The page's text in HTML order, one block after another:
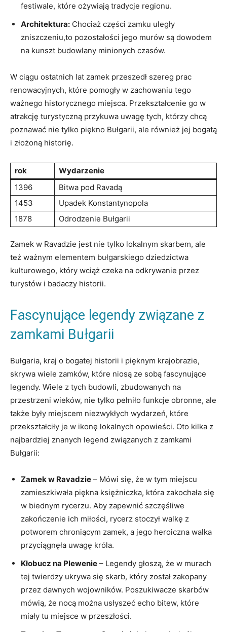
festiwale, które ożywiają tradycje regionu.
Architektura: Chociaż części zamku uległy
zniszczeniu,to pozostałości jego murów są dowodem
na kunszt budowlany⁢ minionych czasów.
W ciągu ostatnich lat zamek⁤ przeszedł szereg ‌prac
renowacyjnych,⁤ które ‍pomogły w⁣ zachowaniu tego
ważnego historycznego miejsca. Przekształcenie go w
atrakcję turystyczną ⁢przykuwa uwagę ⁢tych, ⁢którzy chcą
poznawać ⁢nie ⁤tylko piękno Bułgarii, ‍ale ​również‍ jej ⁢bogatą
i złożoną historię.
rok
Wydarzenie
1396
Bitwa pod Ravadą
1453
Upadek Konstantynopola
1878
Odrodzenie Bułgarii
Zamek⁤ w‍ Ravadzie jest nie tylko ⁣lokalnym skarbem, ale
też ważnym elementem ⁣bułgarskiego dziedzictwa
kulturowego, który wciąż czeka na odkrywanie przez
turystów i badaczy historii.
Fascynujące ‌legendy związane z
zamkami Bułgarii
Bułgaria, kraj o⁢ bogatej historii i pięknym krajobrazie,
⁤skrywa wiele zamków, ⁢które niosą⁤ ze sobą fascynujące
legendy. ⁣Wiele​ z ‌tych ⁤budowli, zbudowanych na
przestrzeni⁢ wieków,⁢ nie tylko ‌pełniło funkcje ​obronne, ale
także były miejscem niezwykłych ⁢wydarzeń, które⁤
przekształciły ⁣je w ikonę lokalnych ‍opowieści. Oto​ kilka z
najbardziej ⁢znanych legend związanych z zamkami
Bułgarii:
Zamek w Ravadzie –​ Mówi się, że⁣ w tym miejscu
zamieszkiwała piękna księżniczka, ‍która⁢ zakochała się
‍w biednym ⁢rycerzu. ​Aby zapewnić szczęśliwe⁣
zakończenie ⁢ich miłości, rycerz stoczył walkę z
potworem‌ chroniącym zamek, a⁣ jego heroiczna walka
przyciągnęła uwagę króla.
Kłobucz na Plewenie – Legendy⁣ głoszą, że ‍w murach
tej twierdzy ukrywa się skarb, który został​ zakopany
przez dawnych wojowników. Poszukiwacze skarbów
mówią, ​że nocą ⁢można usłyszeć echo⁤ bitew,‌ które
miały⁤ tu ⁣miejsce w przeszłości.